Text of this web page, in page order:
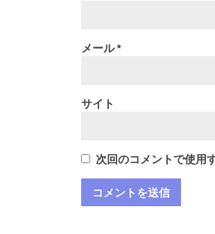
メール*
サイト
次回のコメントで使用